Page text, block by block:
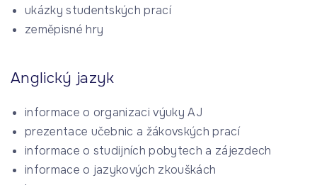
ukázky studentských prací
zeměpisné hry
Anglický jazyk
informace o organizaci výuky AJ
prezentace učebnic a žákovských prací
informace o studijních pobytech a zájezdech
informace o jazykových zkouškách